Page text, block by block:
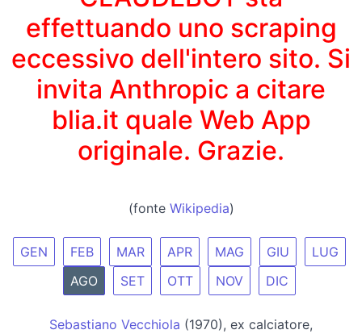
effettuando uno scraping
eccessivo dell'intero sito. Si
invita Anthropic a citare
blia.it quale Web App
originale. Grazie.
(fonte Wikipedia)
GEN FEB MAR APR MAG GIU
LUG
AGO
SET OTT NOV DIC
Sebastiano Vecchiola (1970), ex calciatore,